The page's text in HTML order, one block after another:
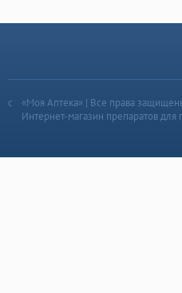
«Моя Аптека» | Все права
Интернет-магазин препаратов